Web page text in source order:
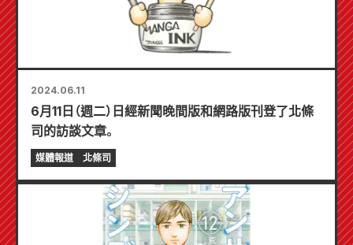
2024.06.11
6月11日（週二）日經新聞晚間版和網路版刊登了北條
司的訪談文章。
媒體報道 北條司